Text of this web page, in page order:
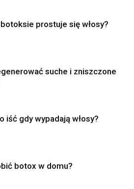
prostuje się włosy?
suche i zniszczone
iść gdy wypadają włosy?
botox w domu?